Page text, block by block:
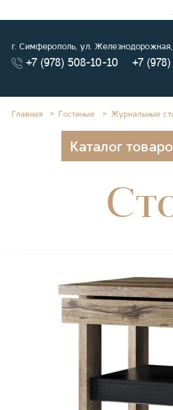
г. Симферополь, ул.
+7 (978) 508-10-10 +7
Главная Гостиные Журнальные
Каталог